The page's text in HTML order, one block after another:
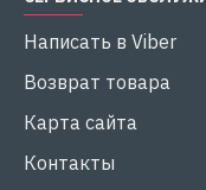
Написать в Viber
Возврат товара
Карта сайта
Контакты